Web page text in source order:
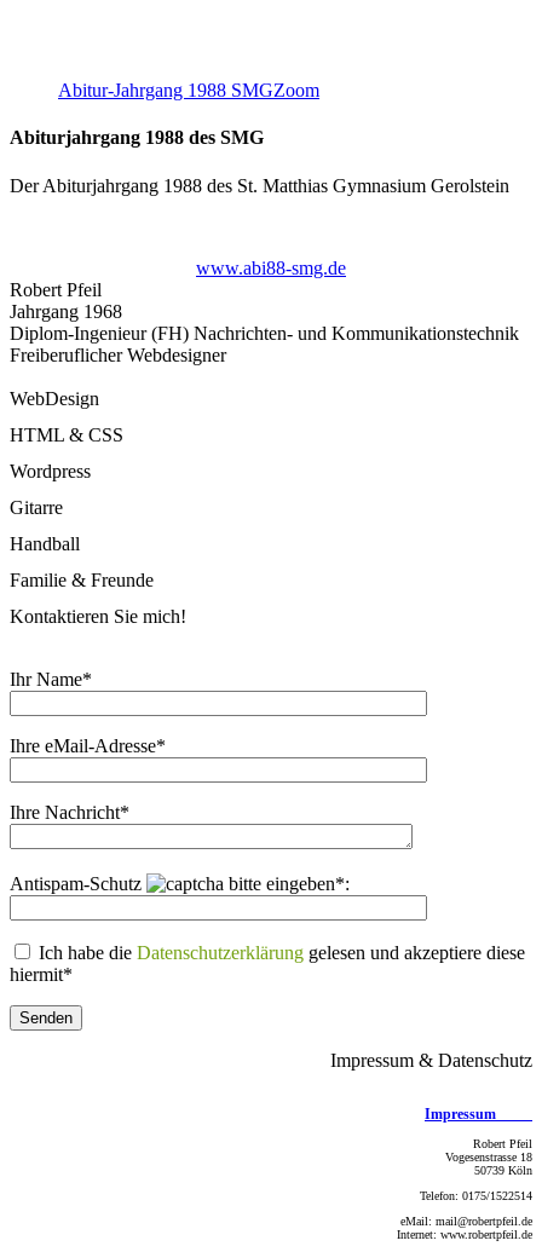
Abitur-Jahrgang 1988 SMGZoom
Abiturjahrgang 1988 des SMG
Der Abiturjahrgang 1988 des St. Matthias Gymnasium Gerolstein
www.abi88-smg.de
Robert Pfeil
Jahrgang 1968
Diplom-Ingenieur (FH) Nachrichten- und Kommunikationstechnik
Freiberuflicher Webdesigner
WebDesign
HTML & CSS
Wordpress
Gitarre
Handball
Familie & Freunde
Kontaktieren Sie mich!
Ihr Name*
Ihre eMail-Adresse*
Ihre Nachricht*
Antispam-Schutz bitte eingeben*:
Ich habe die Datenschutzerklärung gelesen und akzeptiere diese
hiermit*
Impressum & Datenschutz
Impressum
Robert Pfeil
Vogesenstrasse 18
50739 Köln
Telefon: 0175/1522514
eMail: mail@robertpfeil.de
Internet: www.robertpfeil.de